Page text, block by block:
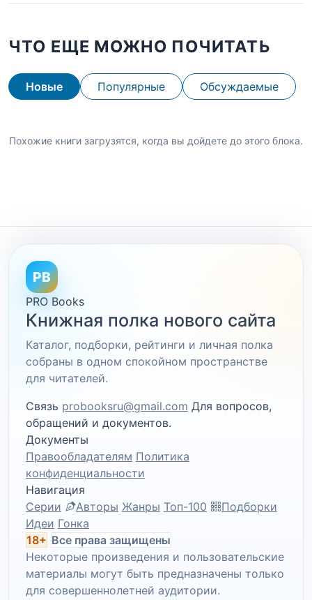
ЧТО ЕЩЕ МОЖНО ПОЧИТАТЬ
Новые Популярные Обсуждаемые
Похожие книги загрузятся, когда вы дойдете до этого блока.
PB
PRO Books
Книжная полка нового сайта
Каталог, подборки, рейтинги и личная полка
собраны в одном спокойном пространстве
для читателей.
Связь probooksru@gmail.com Для вопросов,
обращений и документов.
Документы
Правообладателям Политика
конфиденциальности
Навигация
Серии
Авторы Жанры Топ-100
Подборки
Идеи Гонка
18+ Все права защищены
Некоторые произведения и пользовательские
материалы могут быть предназначены только
для совершеннолетней аудитории.